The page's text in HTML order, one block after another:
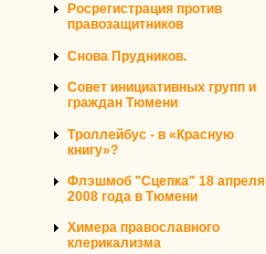
Росрегистрация против
правозащитников
Снова Прудников.
Совет инициативных групп и
граждан Тюмени
Троллейбус - в «Красную
книгу»?
Флэшмоб "Сцепка" 18 апреля
2008 года в Тюмени
Химера православного
клерикализма